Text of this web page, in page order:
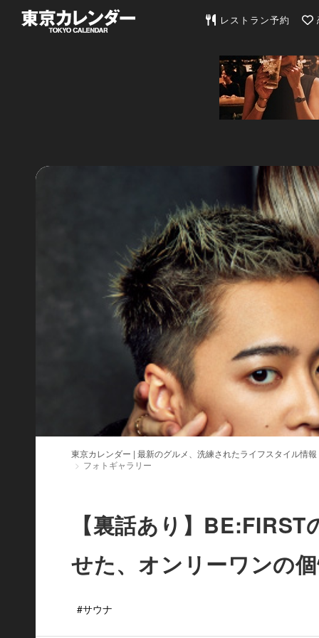
東京カレンダー | 最新
レストラン予約
東京カレンダー | 最新のグルメ、洗練されたライフスタイル情報
フォトギャラリー
【裏話あり】
せた、オンリーワンの
#サウナ